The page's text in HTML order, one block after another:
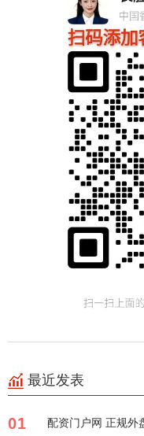
最近发表
01 配资门户网 正规外